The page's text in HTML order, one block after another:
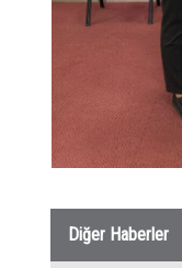
Diğer Haberler